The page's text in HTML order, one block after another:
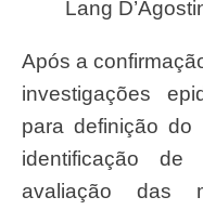
Lang
Após a confirmação laboratorial, são realizadas
investigações
para definição do
identificação
avaliação das